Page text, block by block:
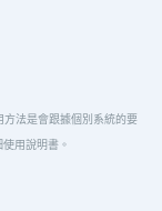
方法是會跟據個別系統的要
用說明書。